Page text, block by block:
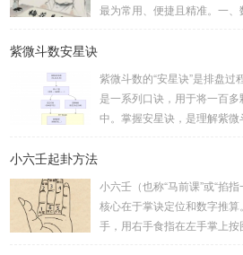
最为常用、便捷且精准。一
卦。如果数字是偶数位，则前
分比后部分少一位。例如，
位...
紫微斗数安星诀
紫微斗数的“安星诀”是排盘
是一系列口诀，用于将一百
中。掌握安星诀，是理解紫
赖关系，可以清晰地通过下
安紫微星诀（定帝星）这是
诀：紫微天机星逆行，隔一阳
小六壬起卦方法
小六壬（也称“马前课”或“掐
核心在于掌诀定位和数字推
手，用右手食指在左手掌上